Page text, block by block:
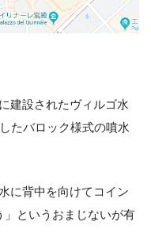
建設されたヴィルゴ水
たバロック様式の噴水
に背中を向けてコイン
」というおまじないが有